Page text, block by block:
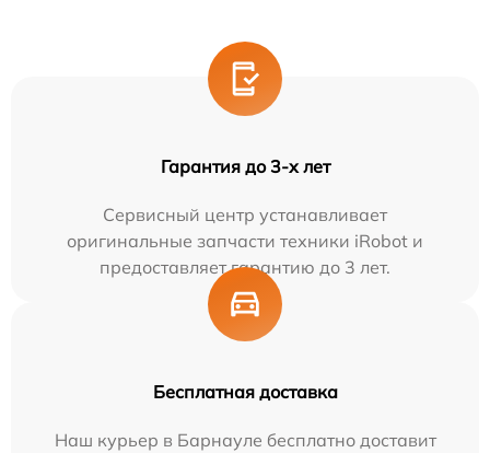
Гарантия до 3-х лет
Сервисный центр устанавливает
оригинальные запчасти техники iRobot и
предоставляет гарантию до 3 лет.
Бесплатная доставка
Наш курьер в Барнауле бесплатно доставит